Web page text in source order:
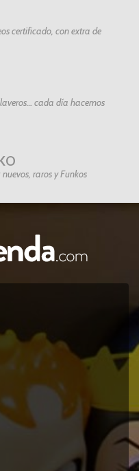
certificado, con extra de
cada día hacemos
raros y Funkos